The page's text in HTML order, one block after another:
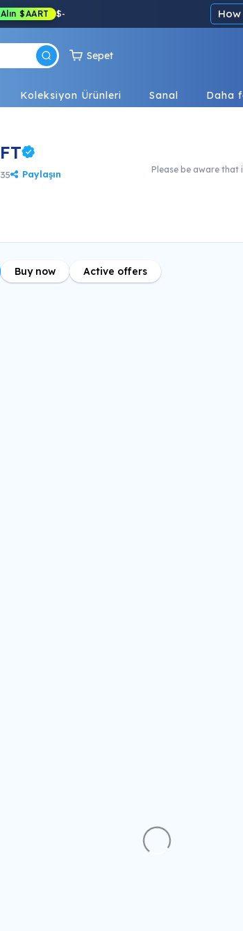
$AART $-
Sepet
Koleksiyon Ürünleri Sanal Daha
Paylaşın Please be aware that
Buy now Active offers